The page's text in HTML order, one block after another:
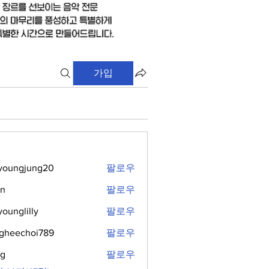
가입
팔로우
팔로우
팔로우
팔로우
팔로우